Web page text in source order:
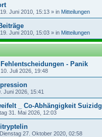
Juni 2010, 15:13 » in Mitteilungen
Juni 2010, 15:03 » in Mitteilungen
- Panik
Juli 2026, 19:48
Juni 2026, 15:41
_ Co-Abhängigkeit
31. Mai 2026, 12:03
Dienstag 27. Oktober 2020, 02:58